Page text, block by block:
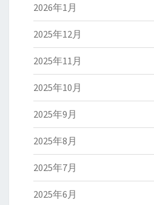
2026年1月
2025年12月
2025年11月
2025年10月
2025年9月
2025年8月
2025年7月
2025年6月